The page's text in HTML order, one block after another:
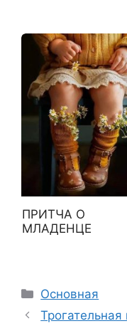
ПРИТЧА О
МЛАДЕНЦЕ
Рубрики
Основная